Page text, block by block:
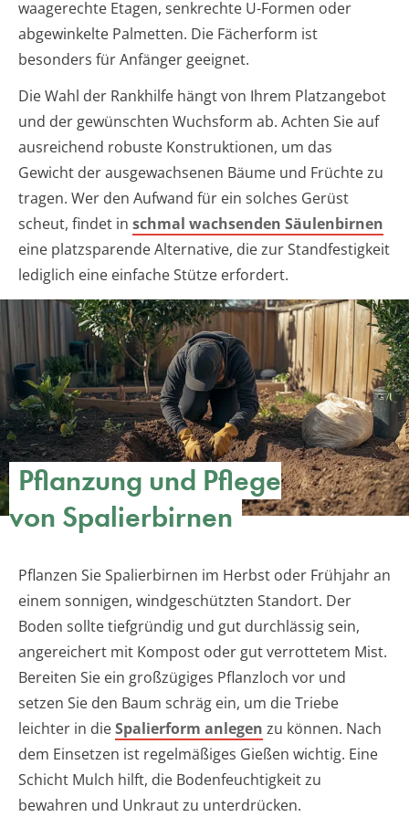
waagerechte Etagen, senkrechte U-Formen oder
abgewinkelte Palmetten. Die Fächerform ist
besonders für Anfänger geeignet.
Die Wahl der Rankhilfe hängt von Ihrem Platzangebot
und der gewünschten Wuchsform ab. Achten Sie auf
ausreichend robuste Konstruktionen, um das
Gewicht der ausgewachsenen Bäume und Früchte zu
tragen. Wer den Aufwand für ein solches Gerüst
scheut, findet in schmal wachsenden Säulenbirnen
eine platzsparende Alternative, die zur Standfestigkeit
lediglich eine einfache Stütze erfordert.
Pflanzung und Pflege
von Spalierbirnen
Pflanzen Sie Spalierbirnen im Herbst oder Frühjahr an
einem sonnigen, windgeschützten Standort. Der
Boden sollte tiefgründig und gut durchlässig sein,
angereichert mit Kompost oder gut verrottetem Mist.
Bereiten Sie ein großzügiges Pflanzloch vor und
setzen Sie den Baum schräg ein, um die Triebe
leichter in dieSpalierform anlegen zu können. Nach
dem Einsetzen ist regelmäßiges Gießen wichtig. Eine
Schicht Mulch hilft, die Bodenfeuchtigkeit zu
bewahren und Unkraut zu unterdrücken.